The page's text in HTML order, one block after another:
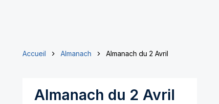
Accueil Almanach Almanach du 2 Avril
Almanach du 2 Avril